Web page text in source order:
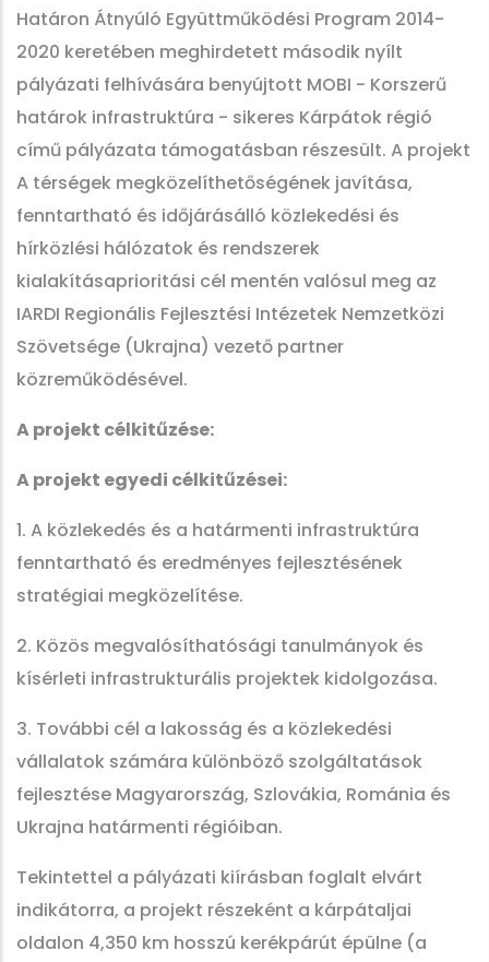
Határon Átnyúló Együttműködési Program 2014-
2020 keretében meghirdetett második nyílt
pályázati felhívására benyújtott MOBI - Korszerű
határok infrastruktúra - sikeres Kárpátok régió
című pályázata támogatásban részesült. A projekt
A térségek megközelíthetőségének javítása,
fenntartható és időjárásálló közlekedési és
hírközlési hálózatok és rendszerek
kialakításaprioritási cél mentén valósul meg az
IARDI Regionális Fejlesztési Intézetek Nemzetközi
Szövetsége (Ukrajna) vezető partner
közreműködésével.
A projekt célkitűzése:
A projekt egyedi célkitűzései:
1. A közlekedés és a határmenti infrastruktúra
fenntartható és eredményes fejlesztésének
stratégiai megközelítése.
2. Közös megvalósíthatósági tanulmányok és
kísérleti infrastrukturális projektek kidolgozása.
3. További cél a lakosság és a közlekedési
vállalatok számára különböző szolgáltatások
fejlesztése Magyarország, Szlovákia, Románia és
Ukrajna határmenti régióiban.
Tekintettel a pályázati kiírásban foglalt elvárt
indikátorra, a projekt részeként a kárpátaljai
oldalon 4,350 km hosszú kerékpárút épülne (a